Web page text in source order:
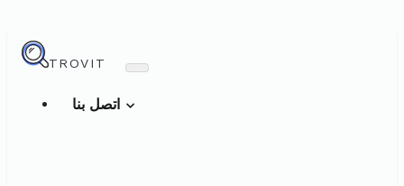
TROVIT